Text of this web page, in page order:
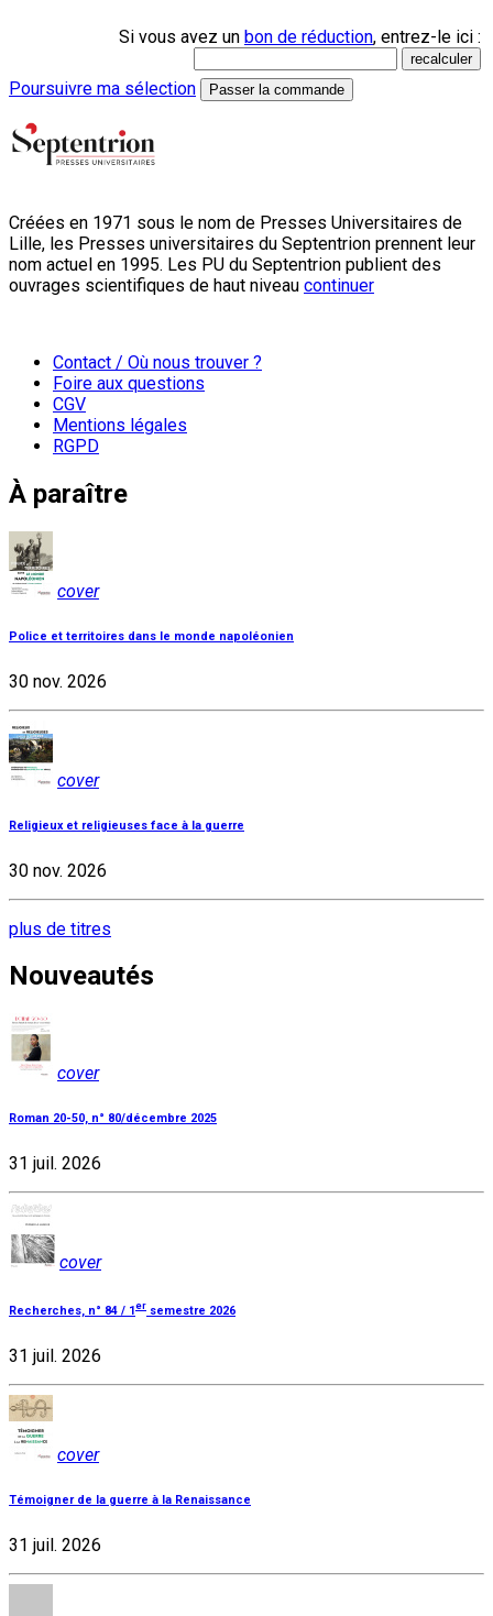
Si vous avez un bon de réduction, entrez-le ici :
Poursuivre ma sélection Passer la commande
Créées en 1971 sous le nom de Presses Universitaires de
Lille, les Presses universitaires du Septentrion prennent leur
nom actuel en 1995. Les PU du Septentrion publient des
ouvrages scientifiques de haut niveau continuer
Contact / Où nous trouver ?
Foire aux questions
CGV
Mentions légales
RGPD
À paraître
cover
Police et territoires dans le monde napoléonien
30 nov. 2026
cover
Religieux et religieuses face à la guerre
30 nov. 2026
plus de titres
Nouveautés
cover
Roman 20-50, n° 80/décembre 2025
31 juil. 2026
cover
Recherches, n° 84 / 1er semestre 2026
31 juil. 2026
cover
Témoigner de la guerre à la Renaissance
31 juil. 2026